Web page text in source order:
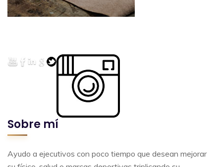
Sobre mí
Ayudo a ejecutivos con poco tiempo que desean mejorar